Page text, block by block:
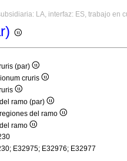
LA, interfaz: ES, trabajo en
(par)
cruris
ramo (par)
del ramo
ramo
E32975; E32976; E32977